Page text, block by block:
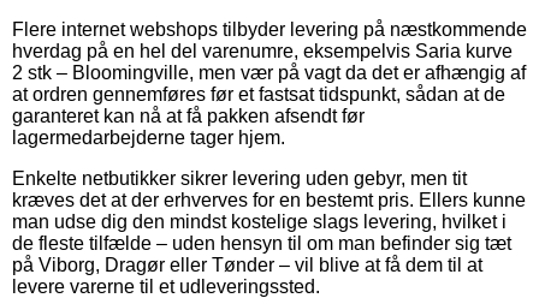
Flere internet webshops tilbyder levering på næstkommende
hverdag på en hel del varenumre, eksempelvis Saria kurve
2 stk – Bloomingville, men vær på vagt da det er afhængig af
at ordren gennemføres før et fastsat tidspunkt, sådan at de
garanteret kan nå at få pakken afsendt før
lagermedarbejderne tager hjem.
Enkelte netbutikker sikrer levering uden gebyr, men tit
kræves det at der erhverves for en bestemt pris. Ellers kunne
man udse dig den mindst kostelige slags levering, hvilket i
de fleste tilfælde – uden hensyn til om man befinder sig tæt
på Viborg, Dragør eller Tønder – vil blive at få dem til at
levere varerne til et udleveringssted.